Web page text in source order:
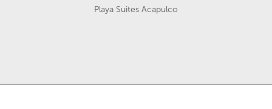
Playa Suites Acapulco